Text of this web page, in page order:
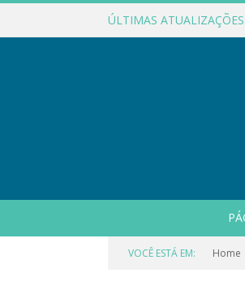
ÚLTIMAS ATUALIZAÇÕES:
VOCÊ ESTÁ EM: Home